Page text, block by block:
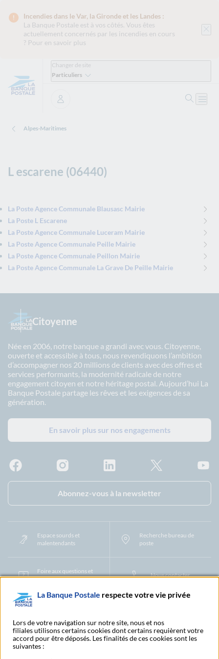
Incendies dans le Var, la Gironde et les Landes :
La Banque Postale est à vos côtés. Vous êtes
actuellement concernés par les incendies en cours
? Pour en savoir plus
Changer de site
Particuliers
Se connecter
Alpes-Maritimes
L escarene (06440)
La Poste Agence Communale Blausasc Mairie
La Poste L Escarene
La Poste Agence Communale Luceram Mairie
La Poste Agence Communale Peille Mairie
La Poste Agence Communale Peillon Mairie
La Poste Agence Communale La Grave De Peille Mairie
Citoyenne
Née en 2006, notre banque a grandi avec vous. Citoyenne,
ouverte et accessible à tous, nous revendiquons l’ambition
d’accompagner nos 20 millions de clients avec des offres et
services performants, la modernité radicale de notre
engagement citoyen et notre héritage postal. Aujourd’hui La
Banque Postale partage les rêves et les exigences de sa
génération.
En savoir plus sur nos engagements
Abonnez-vous à la newsletter
Espace sourds et
malentendants
Recherche bureau de
poste
Foire aux questions et
centre d'aide
Nous contacter
Protection des Données à Caractère PersonnelFiliales et partenaires
CookiesGestion des cookiesActualiser vos informations
Contestation et réclamation Coordonnées Centres Financiers
La Banque Postale respecte votre vie privée
Lors de votre navigation sur notre site, nous et nos
filiales utilisons certains cookies dont certains requièrent votre
accord pour être déposés. Les finalités de ces cookies sont les
suivantes :